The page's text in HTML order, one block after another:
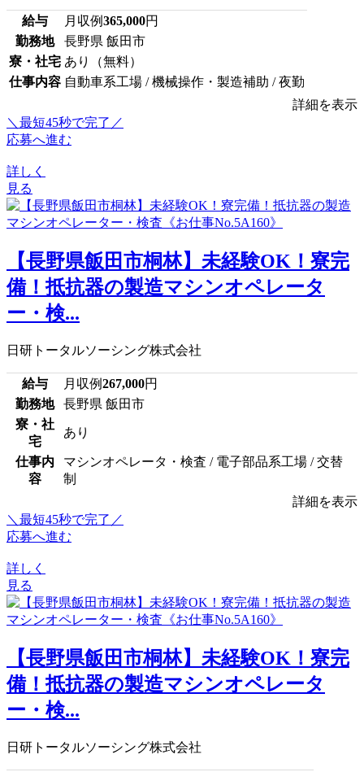
給与 月収例365,000円
勤務地
長野県 飯田市
寮・社宅 あり（無料）
仕事内容 自動車系工場 / 機械操作・製造補助 / 夜勤
詳細を表示
＼最短45秒で完了／
応募へ進む
詳しく
見る
【長野県飯田市桐林】未経験OK！寮完
備！抵抗器の製造マシンオペレータ
ー・検...
日研トータルソーシング株式会社
給与 月収例267,000円
勤務地
長野県 飯田市
寮・社
宅
あり
仕事内
容
マシンオペレータ・検査 / 電子部品系工場 / 交替
制
詳細を表示
＼最短45秒で完了／
応募へ進む
詳しく
見る
【長野県飯田市桐林】未経験OK！寮完
備！抵抗器の製造マシンオペレータ
ー・検...
日研トータルソーシング株式会社